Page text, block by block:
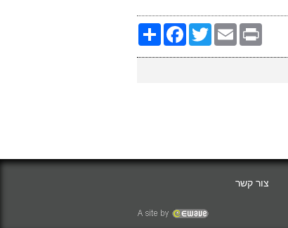
ShareFacebookTwitter Email Print
צור קשר